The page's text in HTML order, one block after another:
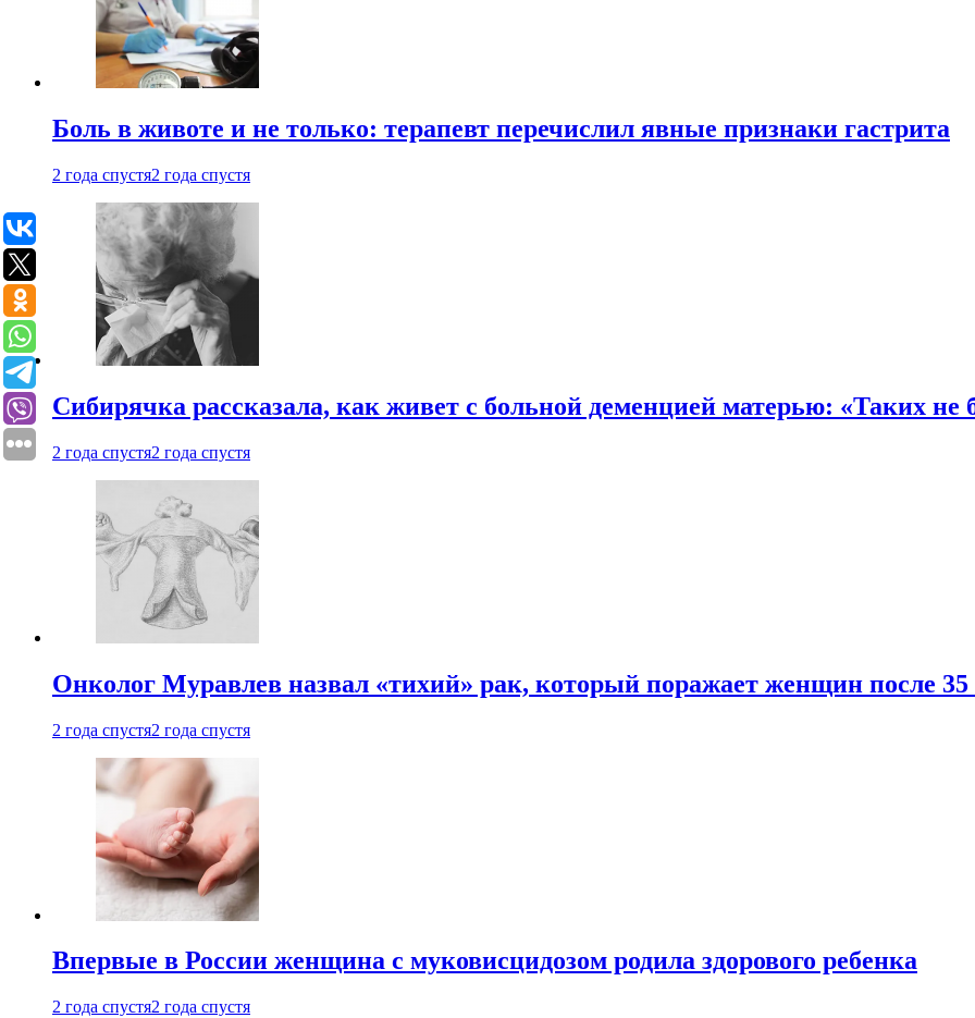
Боль в животе и не только: терапевт перечислил явные признаки гастрита
2 года спустя2 года спустя
Сибирячка рассказала, как живет с больной деменцией матерью: «Таких не
2 года спустя2 года спустя
Онколог Муравлев назвал «тихий» рак, который поражает женщин после 35
2 года спустя2 года спустя
Впервые в России женщина с муковисцидозом родила здорового ребенка
2 года спустя2 года спустя